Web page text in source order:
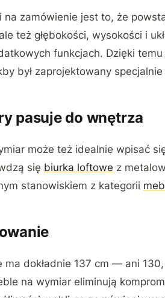
na zamówienie jest to, że
też głębokości, wysokości i
funkcjach. Dzięki temu
był zaprojektowany
pasuje do wnętrza
może też idealnie wpisać
się biurka loftowe z
stanowiskiem z kategorii
ma dokładnie 137 cm — ani
na wymiar eliminują